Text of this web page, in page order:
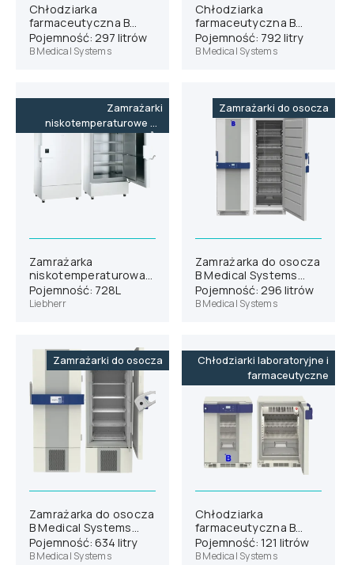
Chłodziarka
farmaceutyczna B
Medical Systems P290
Pojemność: 297 litrów
B Medical Systems
Chłodziarka
farmaceutyczna B
Medical Systems P700
Pojemność: 792 litry
B Medical Systems
Zamrażarki
niskotemperaturowe do
-86˚C
Zamrażarka
niskotemperaturowa
Liebherr SUFsg 7001
Pojemność: 728L
Liebherr
Zamrażarki do osocza
Zamrażarka do osocza
B Medical Systems
F291
Pojemność: 296 litrów
B Medical Systems
Zamrażarki do osocza
Zamrażarka do osocza
B Medical Systems
F501
Pojemność: 634 litry
B Medical Systems
Chłodziarki laboratoryjne i
farmaceutyczne
Chłodziarka
farmaceutyczna B
Medical Systems P130
Pojemność: 121 litrów
B Medical Systems